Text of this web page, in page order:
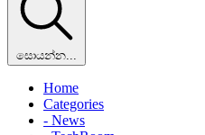
සොයන්න...
Home
Categories
- News